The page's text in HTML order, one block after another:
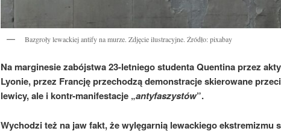
Bazgroły lewackiej antify na murze. Zdjęcie ilustracyjne. Źródło: pixabay
Na marginesie zabójstwa 23-letniego studenta Quentina przez
Lyonie, przez Francję przechodzą demonstracje skierowane
lewicy, ale i kontr-manifestacje „antyfaszystów”.
Wychodzi też na jaw fakt, że wylęgarnią lewackiego ekstremizmu